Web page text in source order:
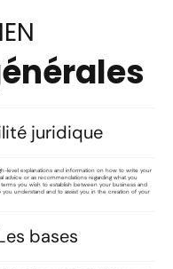
juridique
level explanations and information on how to write your
advice or as recommendations regarding what you
you wish to establish between your business and
understand and to assist you in the creation of your
bases